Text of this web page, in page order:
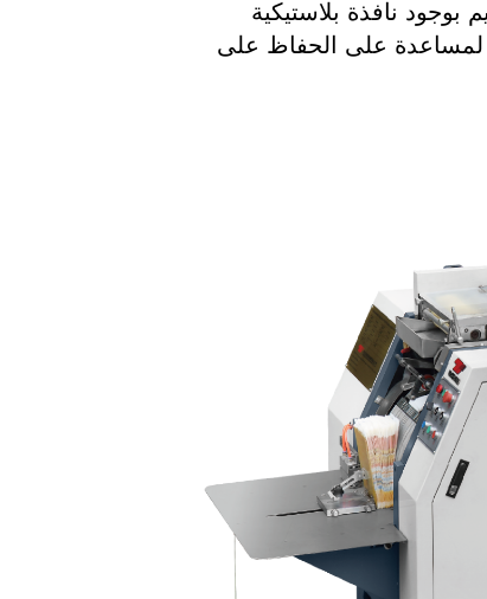
نافذة بلاستيكية
لمساعدة على الحفاظ على